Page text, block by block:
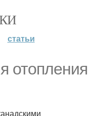
статьи
отопления